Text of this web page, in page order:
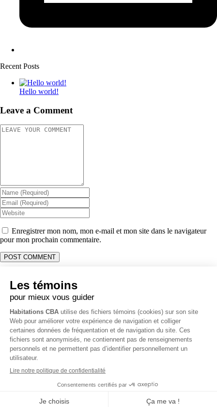
Recent Posts
Hello world!
Leave a Comment
Enregistrer mon nom, mon e-mail et mon site dans le navigateur
pour mon prochain commentaire.
Coordonnées
Opérations & Soumission:514 231-1915
Administration & Comptabilité:514 261-0058
Bureau:450 403-7376
3796 Rue O’Reilly, Carignan, QC J3L 4A7
info@habitationscba.com
Politique de vie privée
Tous droits réservés Habitations CBA ©
Création de site web